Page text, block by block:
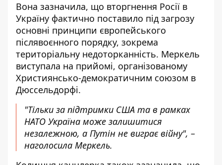
Вона зазначила, що вторгнення Росії в
Україну фактично поставило під загрозу
основні принципи європейського
післявоєнного порядку, зокрема
територіальну недоторканність. Меркель
виступала на прийомі, організованому
Християнсько-демократичним союзом в
Дюссельдорфі.
"Тільки за підтримки США та в рамках
НАТО Україна може залишитися
незалежною, а Путін не виграє війну", –
наголосила Меркель.